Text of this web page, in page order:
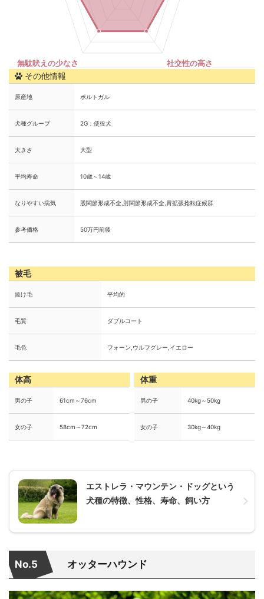
その他情報
原産地 ポルトガル
犬種グループ 2G：使役犬
大きさ 大型
平均寿命 10歳～14歳
なりやすい病気 股関節形成不全,肘関節形成不全,胃拡張捻転症候群
参考価格 50万円前後
被毛
抜け毛 平均的
毛質 ダブルコート
毛色 フォーン,ウルフグレー,イエロー
体高
男の子 61cm～76cm
女の子 58cm～72cm
体重
男の子 40kg～50kg
女の子 30kg～40kg
エストレラ・マウンテン・ドッグという
犬種の特徴、性格、寿命、飼い方
No.5 オッターハウンド